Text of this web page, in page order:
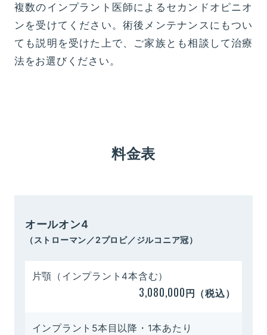
複数のインプラント医師によるセカンドオピニオ
ンを受けてください。術後メンテナンスにもつい
ても説明を受けた上で、ご家族とも相談して治療
法をお選びください。
料金表
オールオン4
（ストローマン／2プロビ／ジルコニア冠）
片顎（インプラント4本含む）
3,080,000 円（税込）
インプラント5本目以降・1本あたり